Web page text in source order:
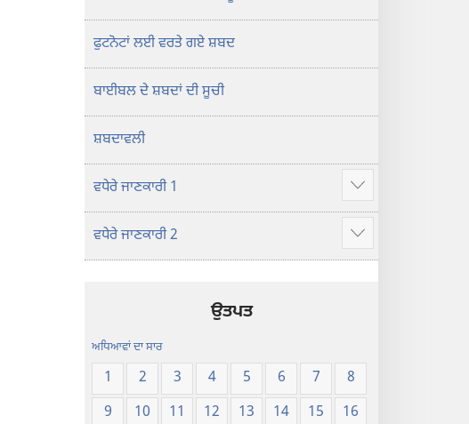
ਫੁਟਨੋਟਾਂ ਲਈ ਵਰਤੇ ਗਏ ਸ਼ਬਦ
ਬਾਈਬਲ ਦੇ ਸ਼ਬਦਾਂ ਦੀ ਸੂਚੀ
ਸ਼ਬਦਾਵਲੀ
ਵਧੇਰੇ ਜਾਣਕਾਰੀ 1
Show
more
ਵਧੇਰੇ ਜਾਣਕਾਰੀ 2
Show
more
ਉਤਪਤ
ਅਧਿਆਵਾਂ ਦਾ ਸਾਰ
1 2 3 4 5 6 7
8
9
10 11 12 13 14 15
16